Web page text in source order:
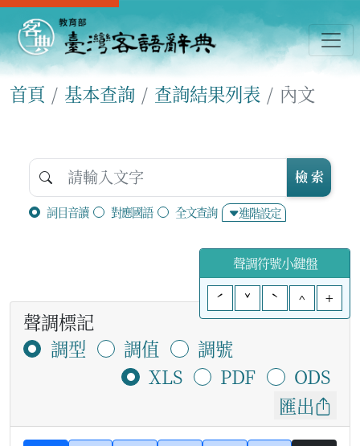
首頁 基本查詢 查詢結果列表 內文
詞目音讀 對應國語 全文查詢 進階設定
檢 索
聲調符號小鍵盤
ˊ
ˇ ˋ ^ +
聲調標記
調型
調值
調號
XLS
PDF
ODS
匯出